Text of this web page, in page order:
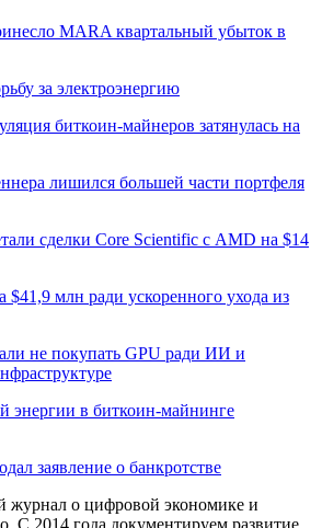
MARA квартальный убыток в
за электроэнергию
биткоин-майнеров затянулась на
лишился большей части портфеля
сделки Core Scientific с AMD на $14
$41,9 млн ради ускоренного ухода из
не покупать GPU ради ИИ и
энергии в биткоин-майнинге
заявление о банкротстве
журнал о цифровой экономике и
С 2014 года документируем развитие